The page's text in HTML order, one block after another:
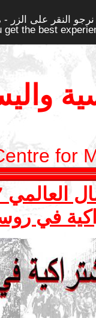
النقر على الزر
the best
for
في